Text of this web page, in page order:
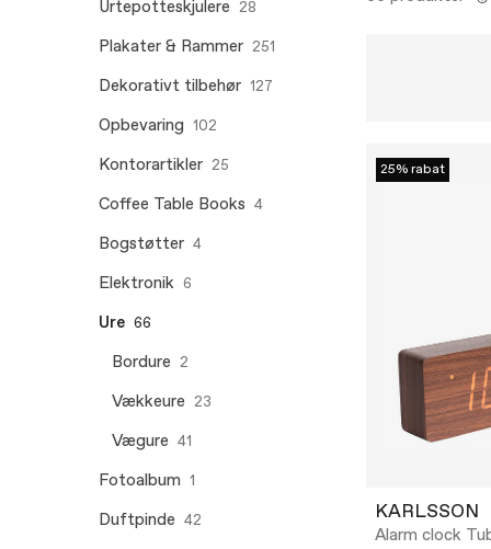
Urtepotteskjulere 28
Plakater & Rammer 251
Dekorativt tilbehør 127
Opbevaring 102
Kontorartikler 25
Coffee Table Books 4
Bogstøtter 4
Elektronik 6
Ure 66
Bordure 2
Vækkeure 23
Vægure 41
Fotoalbum 1
Duftpinde 42
25% rabat
KARLSSON
Alarm clock